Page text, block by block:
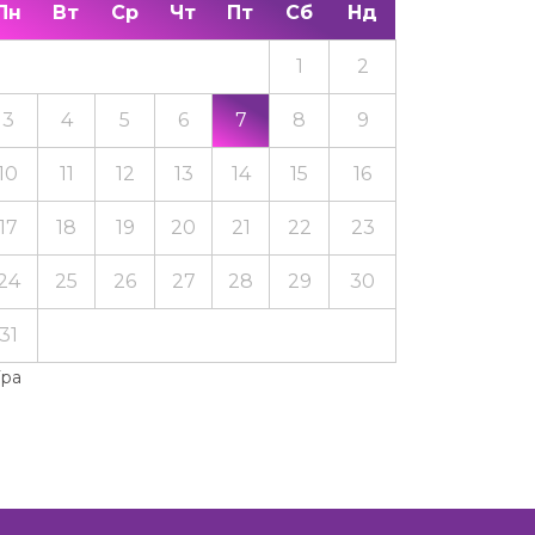
Вт Ср Чт Пт Сб Нд
1 2
3 4 5 6 7 8 9
11 12 13 14 15 16
18 19 20 21 22 23
25 26 27 28 29 30